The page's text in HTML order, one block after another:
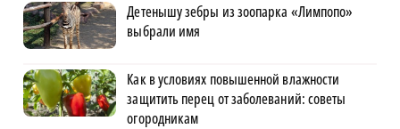
Детенышу зебры из зоопарка «Лимпопо»
выбрали имя
Как в условиях повышенной влажности
защитить перец от заболеваний: советы
огородникам